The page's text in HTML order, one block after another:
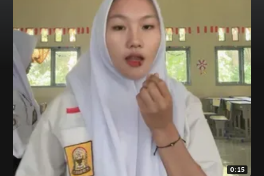
0:15